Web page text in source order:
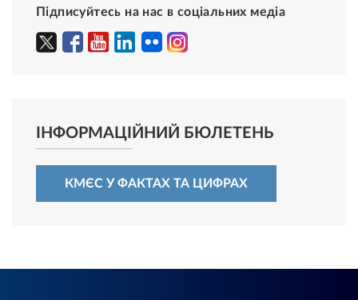
Підписуйтесь на нас в соціальних медіа
ІНФОРМАЦІЙНИЙ БЮЛЕТЕНЬ
КМЄС У ФАКТАХ ТА ЦИФРАХ